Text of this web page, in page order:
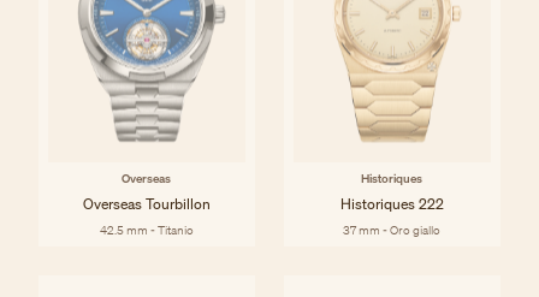
Overseas
Overseas Tourbillon
42.5 mm - Titanio
Historiques
Historiques 222
37 mm - Oro giallo